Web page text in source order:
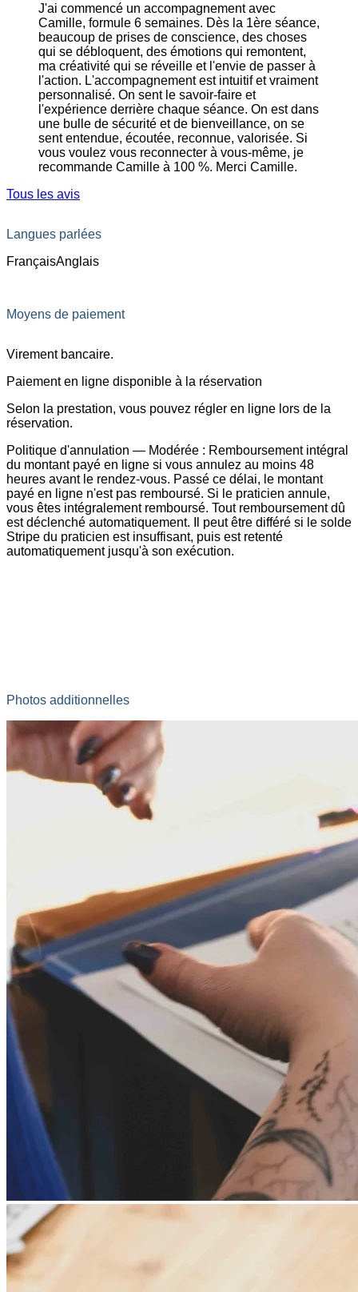
J'ai commencé un accompagnement avec
Camille, formule 6 semaines. Dès la 1ère séance,
beaucoup de prises de conscience, des choses
qui se débloquent, des émotions qui remontent,
ma créativité qui se réveille et l'envie de passer à
l'action. L'accompagnement est intuitif et vraiment
personnalisé. On sent le savoir-faire et
l'expérience derrière chaque séance. On est dans
une bulle de sécurité et de bienveillance, on se
sent entendue, écoutée, reconnue, valorisée. Si
vous voulez vous reconnecter à vous-même, je
recommande Camille à 100 %. Merci Camille.
Tous les avis
Langues parlées
FrançaisAnglais
Moyens de paiement
Virement bancaire.
Paiement en ligne disponible à la réservation
Selon la prestation, vous pouvez régler en ligne lors de la
réservation.
Politique d'annulation — Modérée : Remboursement intégral
du montant payé en ligne si vous annulez au moins 48
heures avant le rendez-vous. Passé ce délai, le montant
payé en ligne n'est pas remboursé. Si le praticien annule,
vous êtes intégralement remboursé. Tout remboursement dû
est déclenché automatiquement. Il peut être différé si le solde
Stripe du praticien est insuffisant, puis est retenté
automatiquement jusqu'à son exécution.
Photos additionnelles